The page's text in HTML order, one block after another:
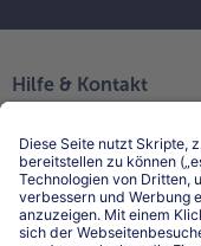
Hilfe & Kontakt
Kontakt
FAQ